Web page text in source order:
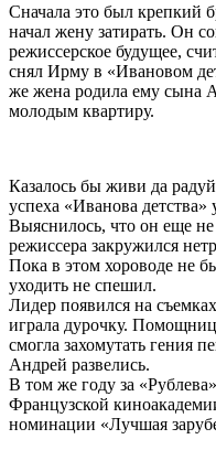
Сначала это был крепкий
начал жену затирать. Он
режиссерское будущее,
снял Ирму в «Ивановом
же жена родила ему сына
молодым квартиру.
Казалось бы живи да
успеха «Иванова детства»
Выяснилось, что он еще не
режиссера закружился
Пока в этом хороводе не
уходить не спешил.
Лидер появился на
играла дурочку.
смогла захомутать гения
Андрей развелись.
В том же году за
Французской
номинации «Лучшая